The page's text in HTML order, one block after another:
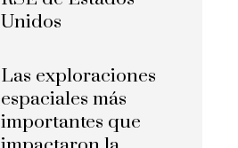
Unidos
Las exploraciones
espaciales más
importantes que